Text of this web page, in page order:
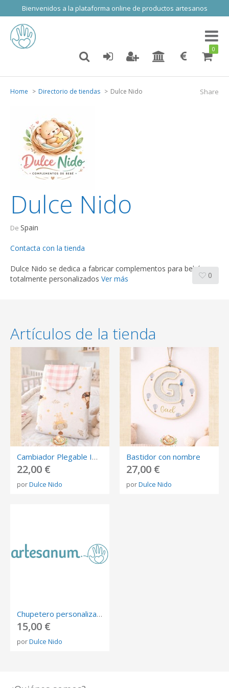
Bienvenidos a la plataforma online de productos artesanos
Toggle
0
Share
Home Directorio de tiendas Dulce Nido
Dulce Nido
De Spain
Contacta con la tienda
Dulce Nido se dedica a fabricar complementos para bebés
totalmente personalizados Ver más 0
Artículos de la tienda
Cambiador Plegable Impermeable para Bebé
22,00 €
porDulce Nido
Bastidor con nombre
27,00 €
porDulce Nido
Chupetero personalizado
15,00 €
porDulce Nido